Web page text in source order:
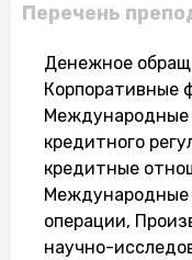
Перечень
Денежное
Корпоративные
кредитного
кредитные
операции,
научно-